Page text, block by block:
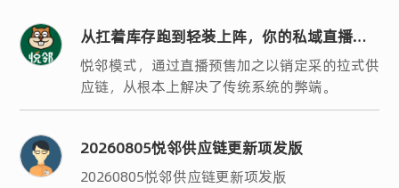
从扛着库存跑到轻装上阵，你的私域直播系
统选对了吗？
悦邻模式，通过直播预售加之以销定采的拉式供
应链，从根本上解决了传统系统的弊端。
20260805悦邻供应链更新项发版
20260805悦邻供应链更新项发版